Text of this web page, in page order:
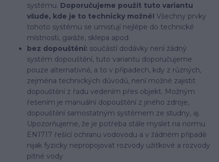
systému. Doporučujeme použít tuto variantu
všude, kde je to technicky možné! Všechny prvky
tohoto systému se umisťují nejlépe do technické
místnosti, garáže, sklepa apod.
bez dopouštění: součástí dodávky není žádný
systém dopouštění, tuto variantu doporučujeme
pouze alternativně, a to v případech, kdy z různých,
zejména technických důvodů, není možné zajistit
dopouštění z řadu vedením přes objekt. Možným
řešením je manuální dopouštění z jiného zdroje,
dopouštění samostatným systémem ze studny, aj.
Upozorňujeme, že je potřeba stále myslet na normu
EN1717 řešící ochranu vodovodu a v žádném případě
nijak fyzicky nepropojovat rozvody užitkové a rozvody
pitné vody